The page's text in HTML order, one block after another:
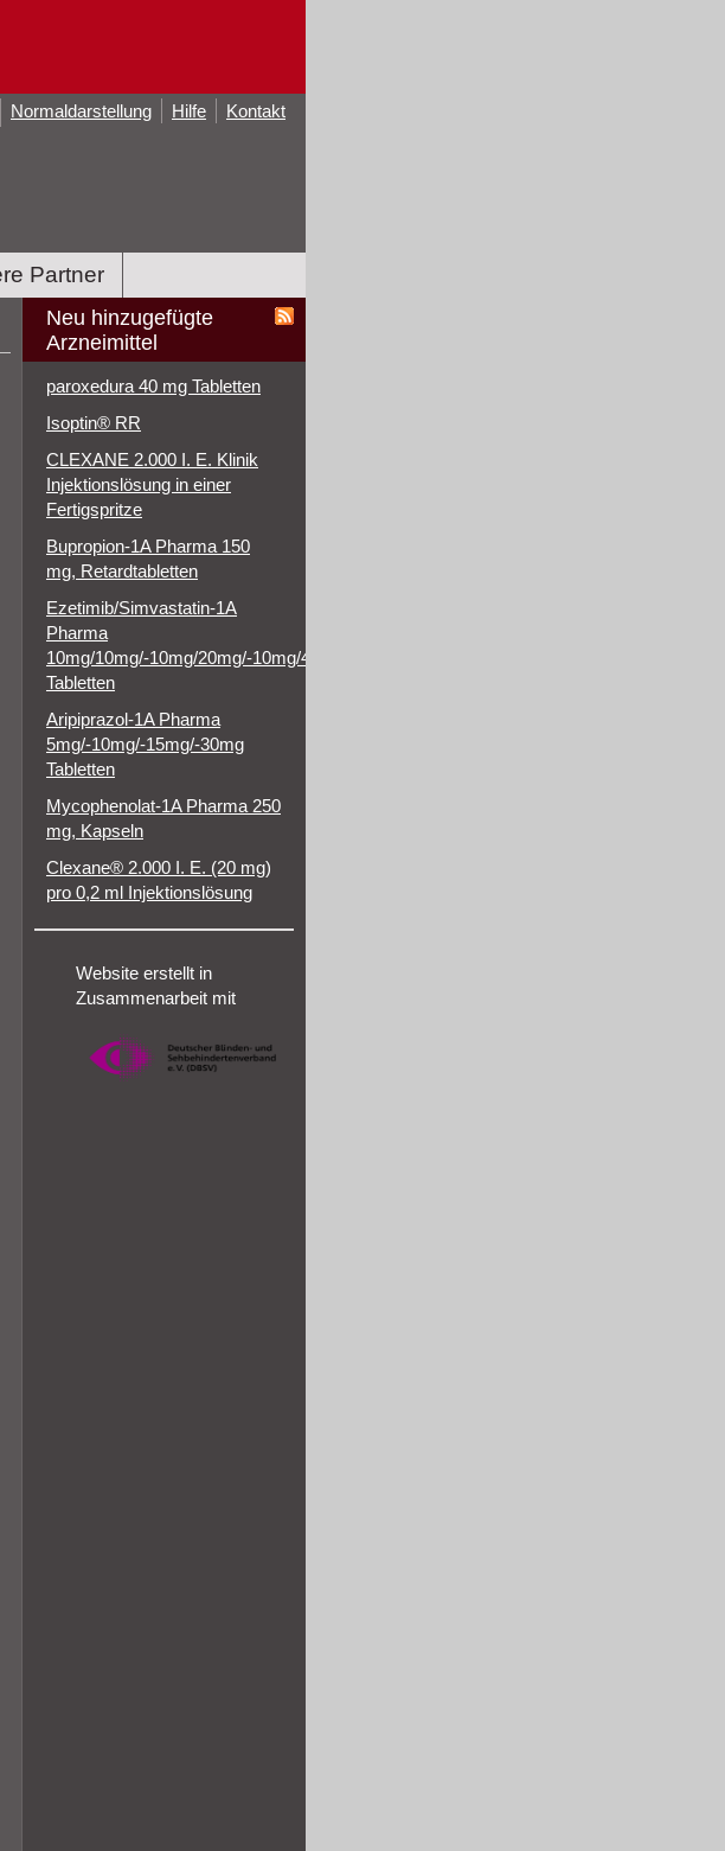
Partner
Normaldarstellung Hilfe Kontakt
Neu hinzugefügte
Arzneimittel
paroxedura 40 mg Tabletten
Isoptin® RR
CLEXANE 2.000 I. E. Klinik
Injektionslösung in einer
Fertigspritze
Bupropion-1A Pharma 150
mg, Retardtabletten
Ezetimib/Simvastatin-1A
Pharma
10mg/10mg/-10mg/20mg/-10mg/40mg/-10mg/80mg
Tabletten
Aripiprazol-1A Pharma
5mg/-10mg/-15mg/-30mg
Tabletten
Mycophenolat-1A Pharma 250
mg, Kapseln
Clexane® 2.000 I. E. (20 mg)
pro 0,2 ml Injektionslösung
Website erstellt in
Zusammenarbeit mit